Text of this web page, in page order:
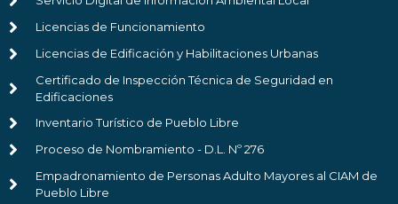
Licencias de Funcionamiento
Licencias de Edificación y Habilitaciones Urbanas
Certificado de Inspección Técnica de Seguridad en
Edificaciones
Inventario Turístico de Pueblo Libre
Proceso de Nombramiento - D.L. Nº 276
Empadronamiento de Personas Adulto Mayores al CIAM de
Pueblo Libre